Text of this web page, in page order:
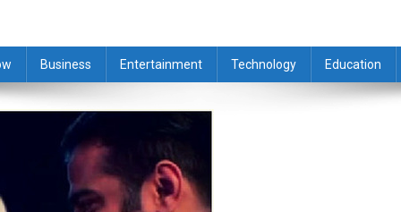
Business Entertainment Technology Education